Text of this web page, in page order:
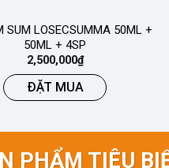
SUM LOSECSUMMA 50ML +
50ML + 4SP
2,500,000₫
ĐẶT MUA
PHẨM TIÊU